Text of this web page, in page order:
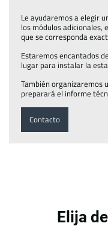
Le ayudaremos a elegir
los módulos adicionales,
que se corresponda
Estaremos encantados
lugar para instalar la
También organizaremos
preparará el informe
Contacto
Elija